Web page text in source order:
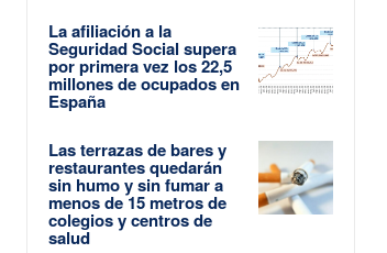
La afiliación a la
Seguridad Social supera
por primera vez los 22,5
millones de ocupados en
España
Las terrazas de bares y
restaurantes quedarán
sin humo y sin fumar a
menos de 15 metros de
colegios y centros de
salud